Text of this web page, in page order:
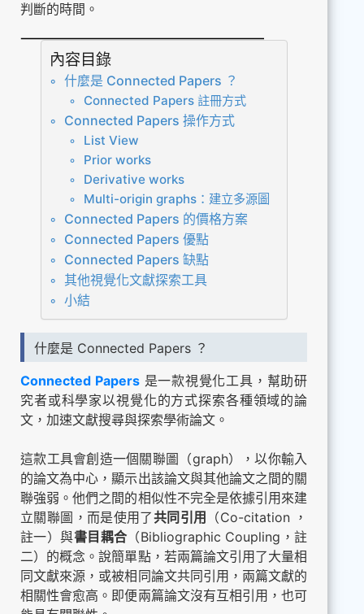
判斷的時間。
內容目錄
什麼是 Connected Papers ？
Connected Papers 註冊方式
Connected Papers 操作方式
List View
Prior works
Derivative works
Multi-origin graphs：建立多源圖
Connected Papers 的價格方案
Connected Papers 優點
Connected Papers 缺點
其他視覺化文獻探索工具
小結
什麼是 Connected Papers ？
Connected Papers是一款視覺化工具，幫助研
究者或科學家以視覺化的方式探索各種領域的論
文，加速文獻搜尋與探索學術論文。
這款工具會創造一個關聯圖（graph），以你輸入
的論文為中心，顯示出該論文與其他論文之間的關
聯強弱。他們之間的相似性不完全是依據引用來建
立關聯圖，而是使用了共同引用
（Co-citation ，
註一）與書目耦合 （Bibliographic Coupling，註
二）的概念。說簡單點，若兩篇論文引用了大量相
同文獻來源，或被相同論文共同引用，兩篇文獻的
相關性會愈高。即便兩篇論文沒有互相引用，也可